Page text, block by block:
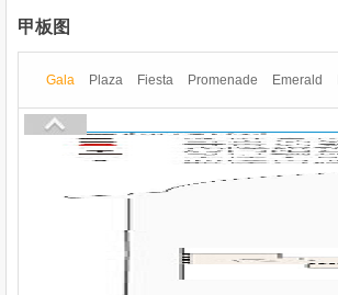
甲板图
Gala Plaza Fiesta Promenade Emerald